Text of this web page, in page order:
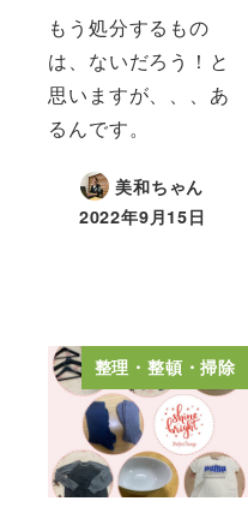
もう処分するもの
は、ないだろう！と
思いますが、、、あ
るんです。
美和ちゃん
2022年9月15日
整理・整頓・掃除